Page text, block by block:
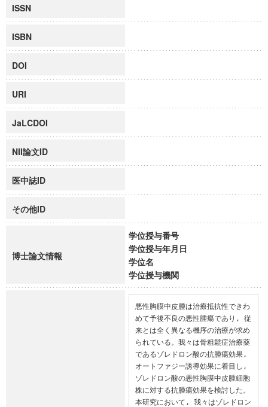
ISSN
ISBN
DOI
URI
JaLCDOI
NII論文ID
医中誌ID
その他ID
博士論文情報
学位授与番号
学位授与年月日
学位名
学位授与機関
悪性胸膜中皮腫は治療抵抗性できわ
めて予後不良の悪性腫瘍であり, 従
来とは全く異なる機序の治療が求め
られている。我々は骨粗鬆症治療薬
であるゾレドロン酸の抗腫瘍効果,
オートファジー誘導効果に着目し,
ゾレドロン酸の悪性胸膜中皮腫細胞
株に対する抗腫瘍効果を検討した。
本研究において, 我々はゾレドロン